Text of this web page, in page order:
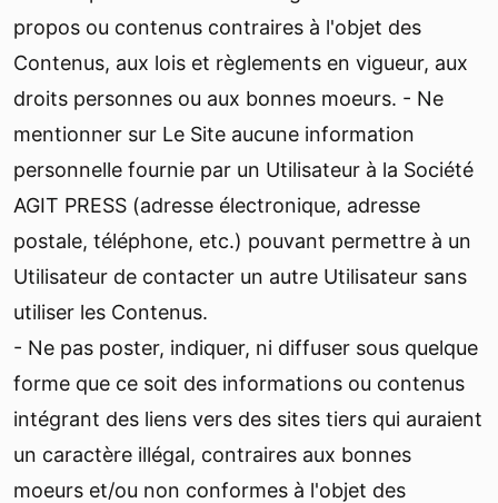
propos ou contenus contraires à l'objet des
Contenus, aux lois et règlements en vigueur, aux
droits personnes ou aux bonnes moeurs. - Ne
mentionner sur Le Site aucune information
personnelle fournie par un Utilisateur à la Société
AGIT PRESS (adresse électronique, adresse
postale, téléphone, etc.) pouvant permettre à un
Utilisateur de contacter un autre Utilisateur sans
utiliser les Contenus.
- Ne pas poster, indiquer, ni diffuser sous quelque
forme que ce soit des informations ou contenus
intégrant des liens vers des sites tiers qui auraient
un caractère illégal, contraires aux bonnes
moeurs et/ou non conformes à l'objet des